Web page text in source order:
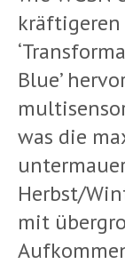
Blue’
was die
Herbst/
mit